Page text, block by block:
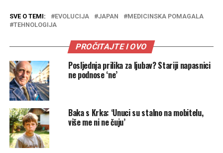
SVE O TEMI: EVOLUCIJA JAPAN
MEDICINSKA POMAGALA
TEHNOLOGIJA
PROČITAJTE I OVO
Posljednja prilika za ljubav? Stariji napasnici
ne podnose ‘ne’
Baka s Krka: ‘Unuci su stalno na mobitelu,
više me ni ne čuju’